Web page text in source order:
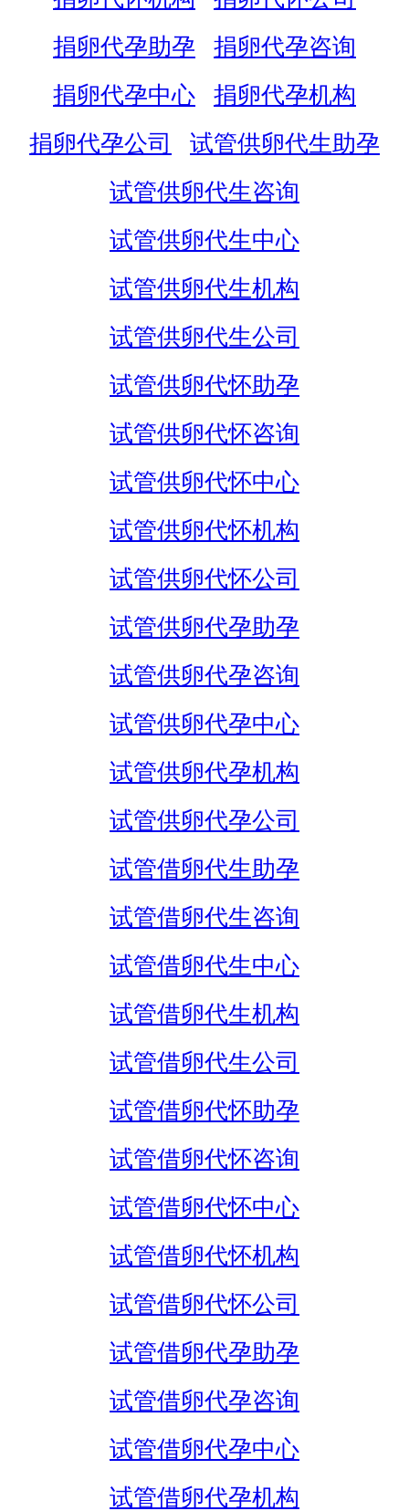
捐卵代孕助孕
捐卵代孕咨询
捐卵代孕中心
捐卵代孕机构
捐卵代孕公司
试管供卵代生助孕
试管供卵代生咨询
试管供卵代生中心
试管供卵代生机构
试管供卵代生公司
试管供卵代怀助孕
试管供卵代怀咨询
试管供卵代怀中心
试管供卵代怀机构
试管供卵代怀公司
试管供卵代孕助孕
试管供卵代孕咨询
试管供卵代孕中心
试管供卵代孕机构
试管供卵代孕公司
试管借卵代生助孕
试管借卵代生咨询
试管借卵代生中心
试管借卵代生机构
试管借卵代生公司
试管借卵代怀助孕
试管借卵代怀咨询
试管借卵代怀中心
试管借卵代怀机构
试管借卵代怀公司
试管借卵代孕助孕
试管借卵代孕咨询
试管借卵代孕中心
试管借卵代孕机构